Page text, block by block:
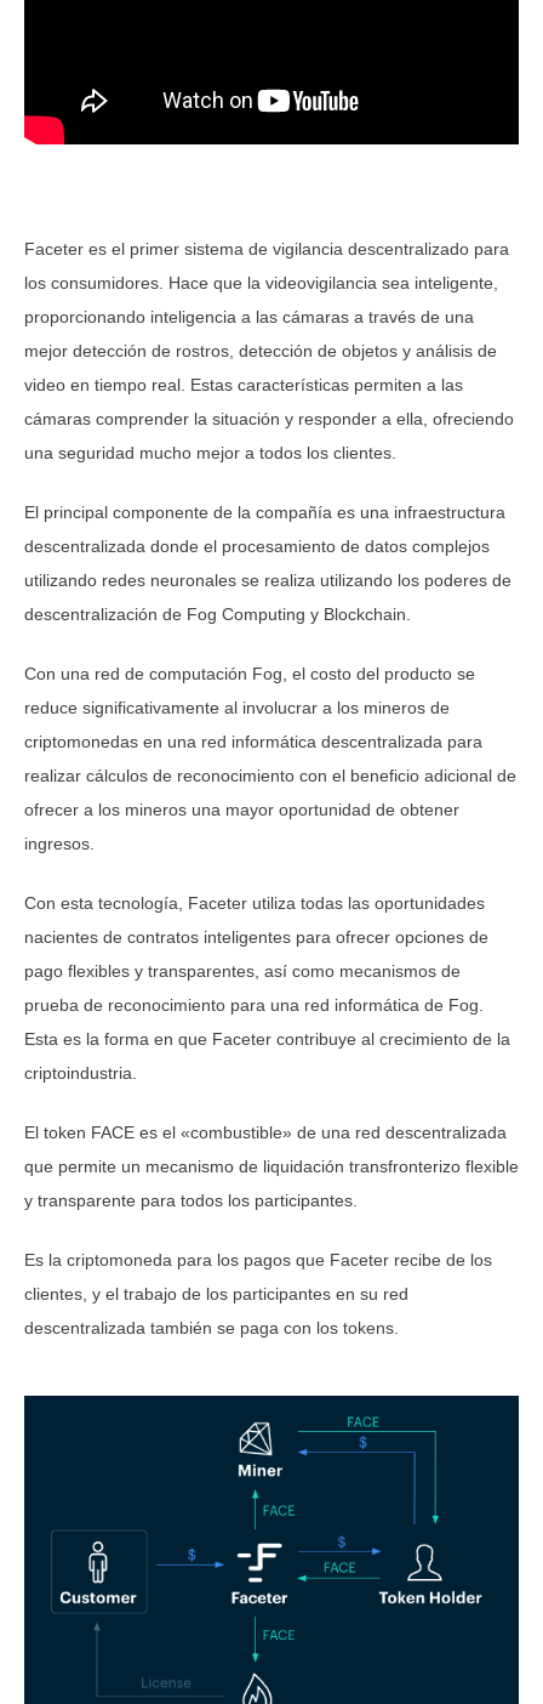
Faceter es el primer sistema de vigilancia descentralizado para
los consumidores. Hace que la videovigilancia sea inteligente,
proporcionando inteligencia a las cámaras a través de una
mejor detección de rostros, detección de objetos y análisis de
video en tiempo real. Estas características permiten a las
cámaras comprender la situación y responder a ella, ofreciendo
una seguridad mucho mejor a todos los clientes.
El principal componente de la compañía es una infraestructura
descentralizada donde el procesamiento de datos complejos
utilizando redes neuronales se realiza utilizando los poderes de
descentralización de Fog Computing y Blockchain.
Con una red de computación Fog, el costo del producto se
reduce significativamente al involucrar a los mineros de
criptomonedas en una red informática descentralizada para
realizar cálculos de reconocimiento con el beneficio adicional de
ofrecer a los mineros una mayor oportunidad de obtener
ingresos.
Con esta tecnología, Faceter utiliza todas las oportunidades
nacientes de contratos inteligentes para ofrecer opciones de
pago flexibles y transparentes, así como mecanismos de
prueba de reconocimiento para una red informática de Fog.
Esta es la forma en que Faceter contribuye al crecimiento de la
criptoindustria.
El token FACE es el «combustible» de una red descentralizada
que permite un mecanismo de liquidación transfronterizo flexible
y transparente para todos los participantes.
Es la criptomoneda para los pagos que Faceter recibe de los
clientes, y el trabajo de los participantes en su red
descentralizada también se paga con los tokens.